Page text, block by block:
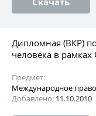
Дипломная (ВКР)
человека в
Предмет:
Международное право
Добавлено: 11.10.2010